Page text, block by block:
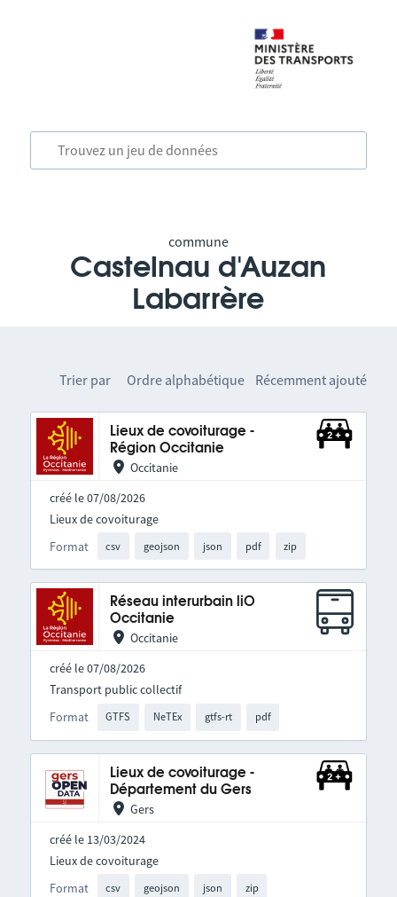
commune
Castelnau d'Auzan
Labarrère
Trier par Ordre alphabétique Récemment ajouté
Lieux de covoiturage -
Région Occitanie
Occitanie
créé le 07/08/2026
Format csv geojson json pdf zip
Lieux de covoiturage
Réseau interurbain liO
Occitanie
Occitanie
créé le 07/08/2026
Format GTFS NeTEx gtfs-rt pdf
Transport public collectif
Lieux de covoiturage -
Département du Gers
Gers
créé le 13/03/2024
Format csv geojson json zip
Lieux de covoiturage